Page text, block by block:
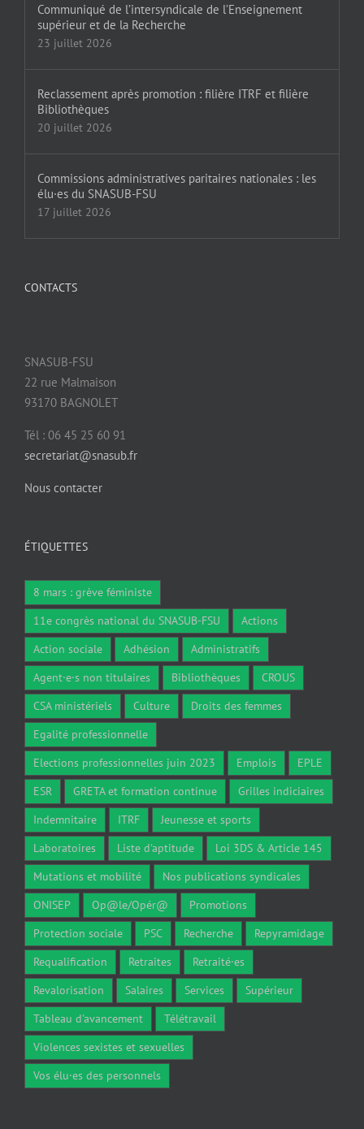
Communiqué de l’intersyndicale de l’Enseignement
supérieur et de la Recherche
23 juillet 2026
Reclassement après promotion : filière ITRF et filière
Bibliothèques
20 juillet 2026
Commissions administratives paritaires nationales : les
élu·es du SNASUB-FSU
17 juillet 2026
CONTACTS
SNASUB-FSU
22 rue Malmaison
93170 BAGNOLET
Tél : 06 45 25 60 91
secretariat@snasub.fr
Nous contacter
ÉTIQUETTES
8 mars : grève féministe
11e congrès national du SNASUB-FSU
Actions
Action sociale
Adhésion
Administratifs
Agent·e·s non titulaires
Bibliothèques
CROUS
CSA ministériels
Culture
Droits des femmes
Egalité professionnelle
Elections professionnelles juin 2023
Emplois
EPLE
ESR
GRETA et formation continue
Grilles indiciaires
Indemnitaire
ITRF
Jeunesse et sports
Laboratoires
Liste d'aptitude
Loi 3DS & Article 145
Mutations et mobilité
Nos publications syndicales
ONISEP
Op@le/Opér@
Promotions
Protection sociale
PSC Recherche
Repyramidage
Requalification
Retraites
Retraité·es
Revalorisation
Salaires Services
Supérieur
Tableau d'avancement
Télétravail
Violences sexistes et sexuelles
Vos élu·es des personnels